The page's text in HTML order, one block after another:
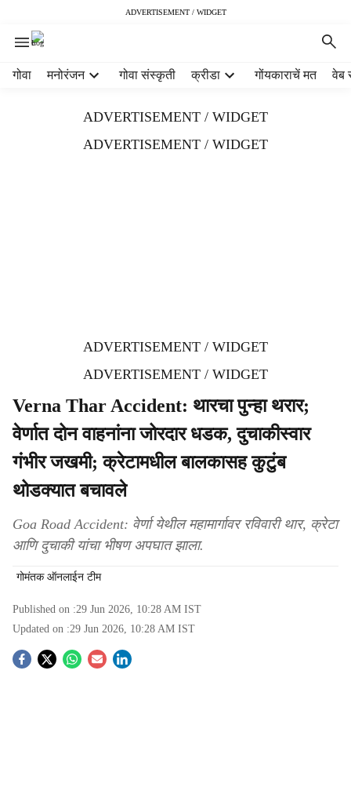
ADVERTISEMENT / WIDGET
गोवा मनोरंजन गोवा संस्कृती क्रीडा गोंयकाराचें मत वेब
ADVERTISEMENT / WIDGET
ADVERTISEMENT / WIDGET
ADVERTISEMENT / WIDGET
ADVERTISEMENT / WIDGET
Verna Thar Accident: थारचा पुन्हा थरार;
वेर्णात दोन वाहनांना जोरदार धडक, दुचाकीस्वार
गंभीर जखमी; क्रेटामधील बालकासह कुटुंब
थोडक्यात बचावले
Goa Road Accident: वेर्णा येथील महामार्गावर रविवारी थार, क्रेटा
आणि दुचाकी यांचा भीषण अपघात झाला.
गोमंतक ऑनलाईन टीम
Published on :29 Jun 2026, 10:28 AM IST
Updated on :29 Jun 2026, 10:28 AM IST
S